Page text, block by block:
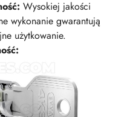
Wysokiej jakości
wykonanie gwarantują
użytkowanie.